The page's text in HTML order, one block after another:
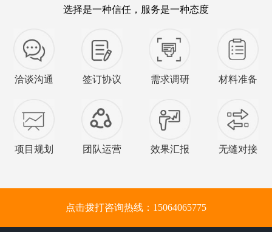
选择是一种信任，服务是一种态度
洽谈沟通 签订协议 需求调研 材料准备
项目规划 团队运营 效果汇报 无缝对接
点击拨打咨询热线：15064065775